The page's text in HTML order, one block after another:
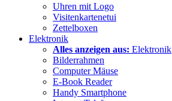
Uhren mit Logo
Visitenkartenetui
Zettelboxen
Elektronik
Alles anzeigen aus: Elektronik
Bilderrahmen
Computer Mäuse
E-Book Reader
Handy Smartphone